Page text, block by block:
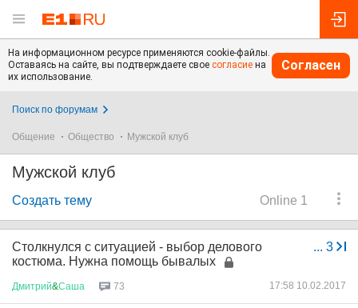
На информационном ресурсе применяются cookie-файлы.
Оставаясь на сайте, вы подтверждаете свое согласие на
их использование.
Согласен
Поиск по форумам
Общение Общество Мужской клуб
Мужской клуб
Online 1
Создать тему
... 3
Столкнулся с ситуацией - выбор делового
костюма. Нужна помощь бывалых
Дмитрий&Саша 73 17:58 10.02.2017